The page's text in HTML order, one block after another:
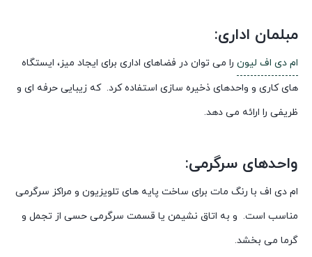
مبلمان اداری:
ام دی اف لیون را می توان در فضاهای اداری برای ایجاد میز، ایستگاه
های کاری و واحدهای ذخیره سازی استفاده کرد. که زیبایی حرفه ای و
ظریفی را ارائه می دهد.
واحدهای سرگرمی:
ام دی اف با رنگ مات برای ساخت پایه های تلویزیون و مراکز سرگرمی
مناسب است. و به اتاق نشیمن یا قسمت سرگرمی حسی از تجمل و
گرما می بخشد.